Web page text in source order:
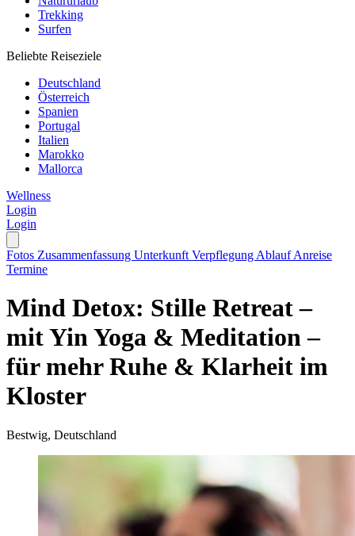
Trekking
Surfen
Beliebte Reiseziele
Deutschland
Österreich
Spanien
Portugal
Italien
Marokko
Mallorca
Wellness
Login
Login
Fotos Zusammenfassung Unterkunft Verpflegung AblaufAnreise
Termine
Mind Detox: Stille Retreat –
mit Yin Yoga & Meditation –
für mehr Ruhe & Klarheit im
Kloster
Bestwig, Deutschland